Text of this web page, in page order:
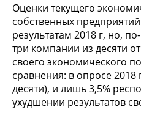
Оценки текущего
собственных
результатам 2018 г, но,
три компании из десяти
своего экономического
сравнения: в опросе
десяти), и лишь 3,5%
ухудшении результатов